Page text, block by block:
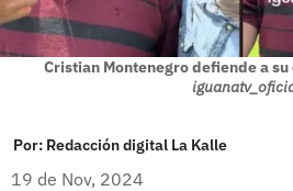
Cristian Montenegro defiende a
Por: Redacción digital La Kalle
19 de Nov, 2024